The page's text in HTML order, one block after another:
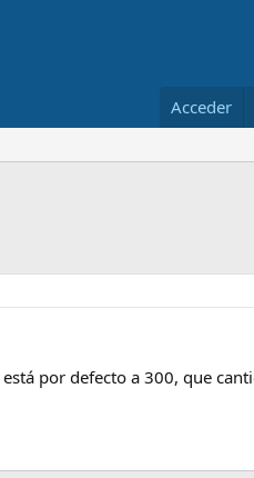
Acceder
por defecto a 300, que